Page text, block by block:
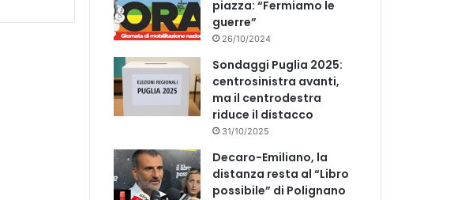
piazza: “Fermiamo le
guerre”
26/10/2024
Sondaggi Puglia 2025:
centrosinistra avanti,
ma il centrodestra
riduce il distacco
31/10/2025
Decaro-Emiliano, la
distanza resta al “Libro
possibile” di Polignano